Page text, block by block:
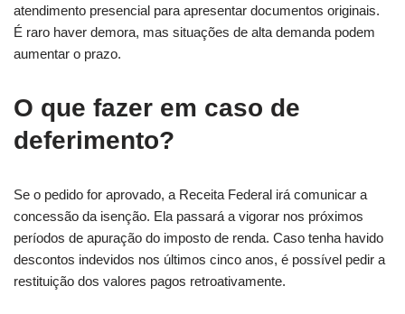
atendimento presencial para apresentar documentos originais.
É raro haver demora, mas situações de alta demanda podem
aumentar o prazo.
O que fazer em caso de
deferimento?
Se o pedido for aprovado, a Receita Federal irá comunicar a
concessão da isenção. Ela passará a vigorar nos próximos
períodos de apuração do imposto de renda. Caso tenha havido
descontos indevidos nos últimos cinco anos, é possível pedir a
restituição dos valores pagos retroativamente.